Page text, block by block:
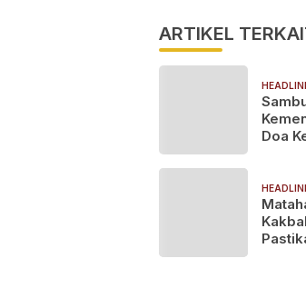
ARTIKEL
Doa